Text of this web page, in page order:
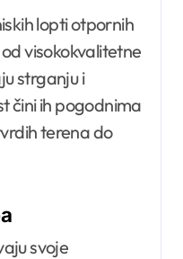
lopti otpornih
visokokvalitetne
strganju i
čini ih pogodnima
terena do
svoje